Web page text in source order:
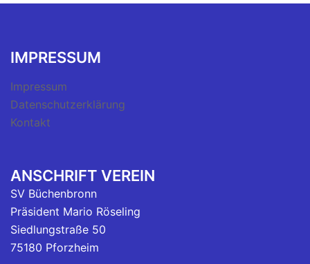
IMPRESSUM
Impressum
Datenschutzerklärung
Kontakt
ANSCHRIFT VEREIN
SV Büchenbronn
Präsident Mario Röseling
Siedlungstraße 50
75180 Pforzheim